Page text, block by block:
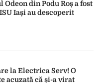
Odeon din Podu Roș a fost
Iași au descoperit
la Electrica Serv! O
acuzată că și-a virat